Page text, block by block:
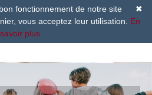
✖
fonctionnement de notre site
vous acceptez leur utilisation. En
savoir plus